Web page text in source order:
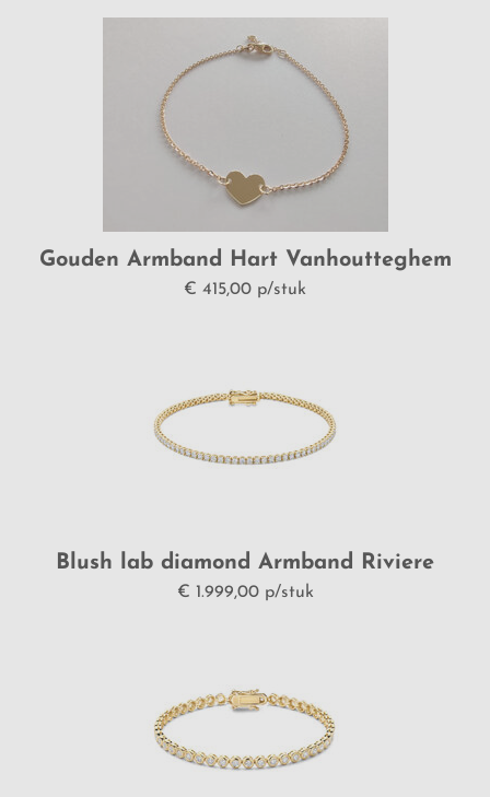
Gouden Armband Hart Vanhoutteghem
W325492
€ 415,00 p/stuk
Blush lab diamond Armband Riviere
LG2005y/16
€ 1.999,00 p/stuk